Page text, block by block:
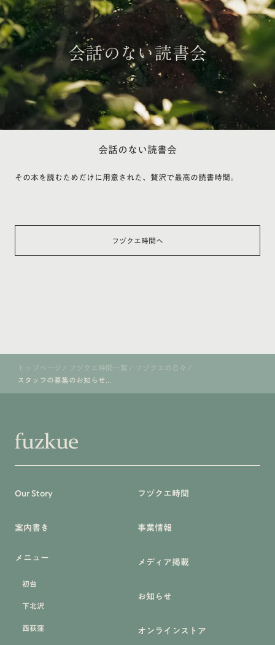
会話のない読書会
その本を読むためだけに用意された、贅沢で最高の読書時間。
フヅクエ時間へ
トップページ / フヅクエ時間一覧 / フヅクエの日々 /
スタッフの募集のお知らせ...
Our Story
案内書き
メニュー
初台
下北沢
西荻窪
フヅクエ時間
事業情報
メディア掲載
お知らせ
オンラインストア